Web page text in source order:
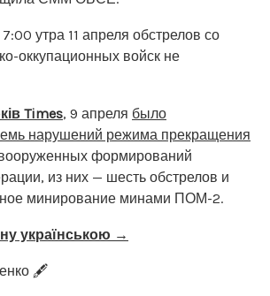
утра 11 апреля обстрелов со
оккупационных войск не
Times, 9 апреля было
нарушений режима прекращения
формирований
из них — шесть обстрелов и
минирование минами ПОМ-2.
українською →
🖋️